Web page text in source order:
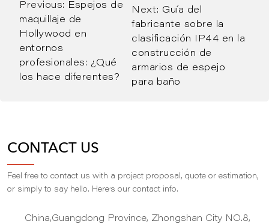
Previous:
Espejos de
maquillaje de
Hollywood en
entornos
profesionales: ¿Qué
los hace diferentes?
Next: Guía del
fabricante sobre la
clasificación IP44 en la
construcción de
armarios de espejo
para baño
CONTACT US
Feel free to contact us with a project proposal, quote or estimation,
or simply to say hello. Here,s our contact info.
China,Guangdong Province, Zhongshan City NO.8,